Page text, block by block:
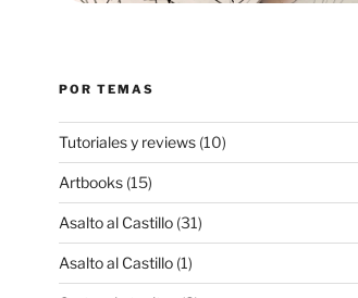
POR TEMAS
Tutoriales y reviews(10)
Artbooks(15)
Asalto al Castillo(31)
Asalto al Castillo(1)